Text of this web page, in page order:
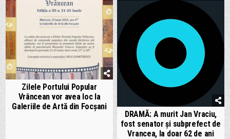
Zilele Portului Popular
Vrâncean vor avea loc la
Galeriile de Artă din Focșani
DRAMĂ: A murit Jan Vraciu,
fost senator și subprefect de
Vrancea, la doar 62 de ani